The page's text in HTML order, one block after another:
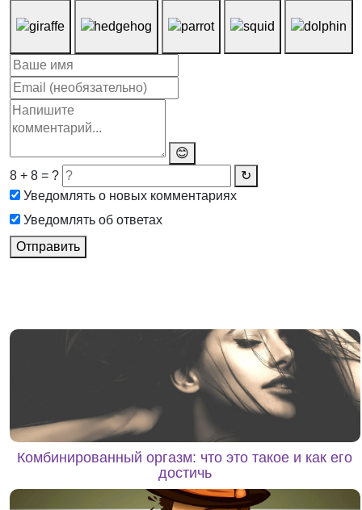
😊
8 + 8 = ?
↻
Уведомлять о новых комментариях
Уведомлять об ответах
Отправить
Комбинированный оргазм: что это такое и как его
достичь